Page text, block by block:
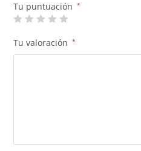
Tu puntuación *
Tu valoración *